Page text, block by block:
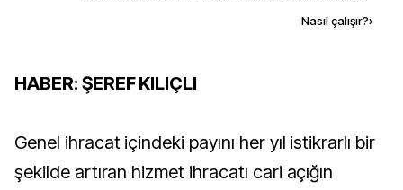
Nasıl çalışır?›
HABER: ŞEREF KILIÇLI
Genel ihracat içindeki payını her yıl istikrarlı bir
şekilde artıran hizmet ihracatı cari açığın